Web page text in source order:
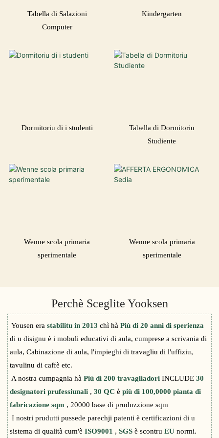
Tabella di Salazioni
Computer
Kindergarten
Dormitoriu di i studenti
Tabella di Dormitoriu
Studiente
Wenne scola primaria
sperimentale
Wenne scola primaria
sperimentale
Perchè Sceglite Yooksen
Yousen erastabilitu in 2013chì hàPiù di 20 anni di sperienza
di u disignu è i mobuli educativi di aula, cumprese a scrivania di
aula, Cabinazione di aula, l'impieghi di travagliu di l'uffiziu,
tavulinu di caffè etc.
A nostra cumpagnia hàPiù di 200 travagliadoriINCLUDE30
designatori prufessiunali ,30 QCèpiù di 100,0000 pianta di
fabricazione sqm , 20000 base di pruduzzione sqm
I nostri prudutti pussede parechji patenti è certificazioni di u
sistema di qualità cum'èISO9001 ,SGSè scontruEUnormi.